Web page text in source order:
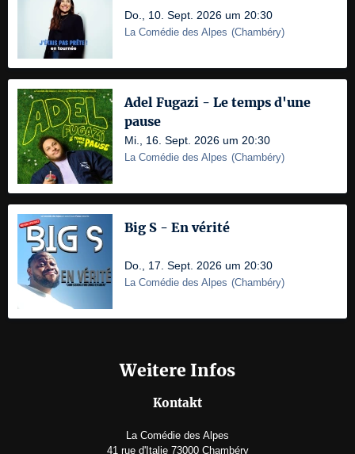
Do., 10. Sept. 2026 um 20:30
La Comédie des Alpes (Chambéry)
Adel Fugazi - Le temps d'une
pause
Mi., 16. Sept. 2026 um 20:30
La Comédie des Alpes (Chambéry)
Big S - En vérité
Do., 17. Sept. 2026 um 20:30
La Comédie des Alpes (Chambéry)
Weitere Infos
Kontakt
La Comédie des Alpes
41 rue d'Italie 73000 Chambéry